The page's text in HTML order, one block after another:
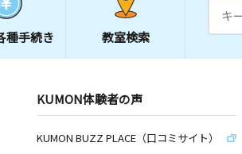
種手続き 教室検索
KUMON体験者の声
KUMON BUZZ PLACE（口コミサイト）